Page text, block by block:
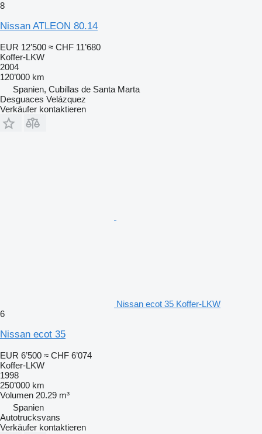
8
Nissan ATLEON 80.14
EUR 12’500 ≈ CHF 11’680
Koffer-LKW
2004
120’000 km
Spanien, Cubillas de Santa Marta
Desguaces Velázquez
Verkäufer kontaktieren
Nissan ecot 35 Koffer-LKW
6
Nissan ecot 35
EUR 6’500 ≈ CHF 6’074
Koffer-LKW
1998
250’000 km
Volumen 20.29 m³
Spanien
Autotrucksvans
Verkäufer kontaktieren